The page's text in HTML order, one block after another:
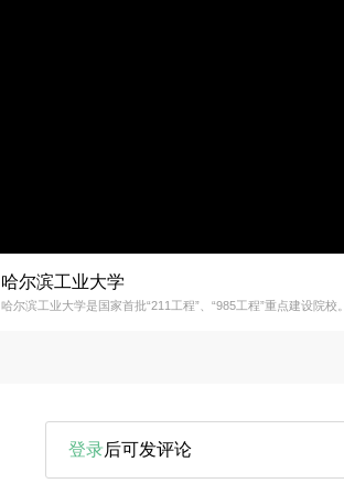
哈尔滨工业大学
哈尔滨工业大学是国家首批“211工程”、“985工程”重点建设院校。
登录后可发评论